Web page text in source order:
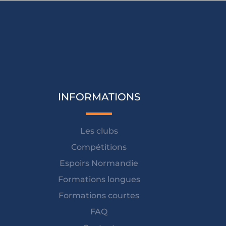
INFORMATIONS
Les clubs
Compétitions
Espoirs Normandie
Formations longues
Formations courtes
FAQ